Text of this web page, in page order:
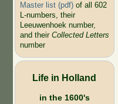
Master list (pdf)of all 602
L-numbers, their
Leeuwenhoek number,
and their Collected Letters
number
Life in Holland
in the 1600's